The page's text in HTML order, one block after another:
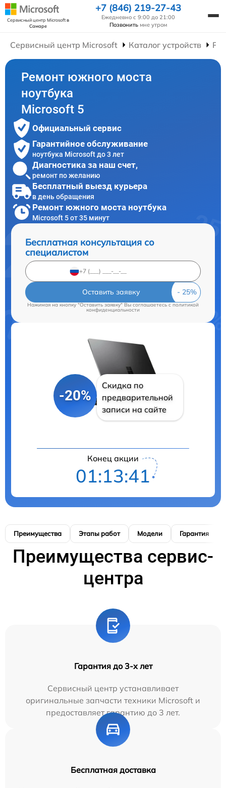
Сервисный центр Microsoftв
Самаре
+7 (846) 219-27-43
Ежедневно с 9:00 до 21:00
Позвонить мне утром
Сервисный центр Microsoft Каталог устройств
Ремонт южного моста
ноутбука
Microsoft 5
Официальный сервис
Гарантийное обслуживание
ноутбука Microsoft до 3 лет
Диагностика за наш счет,
ремонт по желанию
Бесплатный выезд курьера
в день обращения
Ремонт южного моста ноутбука
Microsoft 5 от 35 минут
Бесплатная консультация со
специалистом
Оставить заявку
Нажимая на кнопку "Оставить заявку" Вы соглашаетесь cполитикой
конфиденциальности
-20%
Скидка по
предварительной
записи на сайте
Конец акции
01:13:40
Преимущества Этапы работ Модели Гарантия
Преимущества сервис-
центра
Гарантия до 3-х лет
Сервисный центр устанавливает
оригинальные запчасти техники Microsoft и
предоставляет гарантию до 3 лет.
Бесплатная доставка